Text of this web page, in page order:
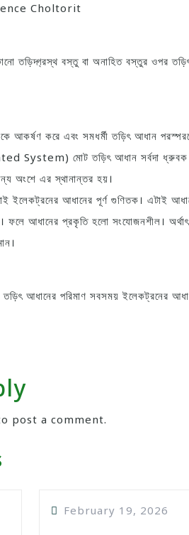
Choltorit
তড়িদ্গ্রস্থ বস্তু বা অনাহিত বস্তুর ওপর
আকর্ষণ করে এবং সমধর্মী তড়িৎ আধান
System) মোট তড়িৎ আধান সর্বদা ধ্রুবক।
অংশে এর স্থানান্তর হয়।
আধানের পূর্ণ গুণিতক। এটাই
ফলে আধানের প্রকৃতি হলো সংযোজনশীল।
আধানের পরিমাণ সবসময় ইলেকট্রনের
post a comment.
February 19, 2026